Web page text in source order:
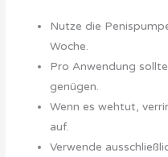
Nutze die
Woche.
Pro Anwendung
genügen.
Wenn es wehtut,
auf.
Verwende